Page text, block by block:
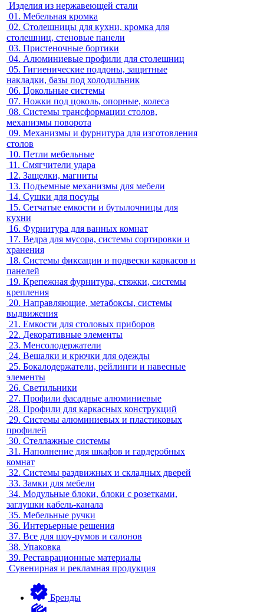
Изделия из нержавеющей стали
01. Мебельная кромка
02. Столешницы для кухни, кромка для
столешниц, стеновые панели
03. Пристеночные бортики
04. Алюминиевые профили для столешниц
05. Гигиенические поддоны, защитные
накладки, базы под холодильник
06. Цокольные системы
07. Ножки под цоколь, опорные, колеса
08. Системы трансформации столов,
механизмы поворота
09. Механизмы и фурнитура для изготовления
столов
10. Петли мебельные
11. Смягчители удара
12. Защелки, магниты
13. Подъемные механизмы для мебели
14. Сушки для посуды
15. Сетчатые емкости и бутылочницы для
кухни
16. Фурнитура для ванных комнат
17. Ведра для мусора, системы сортировки и
хранения
18. Системы фиксации и подвески каркасов и
панелей
19. Крепежная фурнитура, стяжки, системы
крепления
20. Направляющие, метабоксы, системы
выдвижения
21. Емкости для столовых приборов
22. Декоративные элементы
23. Менсолодержатели
24. Вешалки и крючки для одежды
25. Бокалодержатели, рейлинги и навесные
элементы
26. Светильники
27. Профили фасадные алюминиевые
28. Профили для каркасных конструкций
29. Системы алюминиевых и пластиковых
профилей
30. Стеллажные системы
31. Наполнение для шкафов и гардеробных
комнат
32. Системы раздвижных и складных дверей
33. Замки для мебели
34. Модульные блоки, блоки с розетками,
заглушки кабель-канала
35. Мебельные ручки
36. Интерьерные решения
37. Все для шоу-румов и салонов
38. Упаковка
39. Реставрационные материалы
Сувенирная и рекламная продукция
Бренды